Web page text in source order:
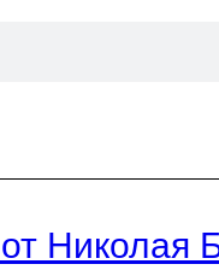
Николая